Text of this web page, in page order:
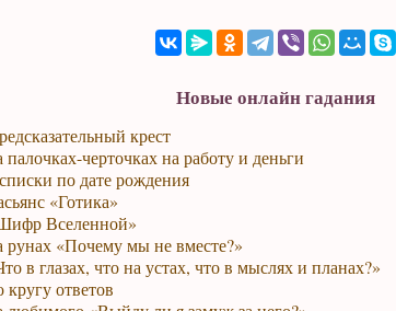
Новые онлайн гадания
крест
палочках-черточках на работу и деньги
по дате рождения
«Готика»
Вселенной»
рунах «Почему мы не вместе?»
в глазах, что на устах, что в мыслях и планах?»
кругу ответов